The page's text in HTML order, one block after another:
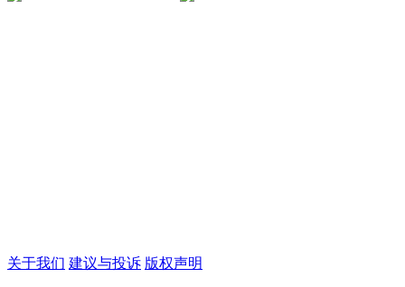
关于我们 建议与投诉 版权声明